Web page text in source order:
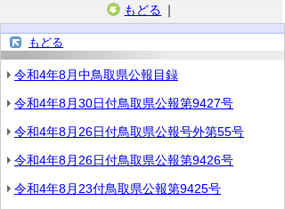
もどる ｜
もどる
令和4年8月中鳥取県公報目録
令和4年8月30日付鳥取県公報第9427号
令和4年8月26日付鳥取県公報号外第55号
令和4年8月26日付鳥取県公報第9426号
令和4年8月23付鳥取県公報第9425号